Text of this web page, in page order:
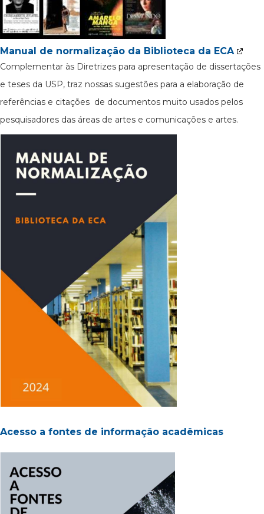
Manual de normalização da Biblioteca da ECA
Complementar às Diretrizes para apresentação de dissertações
e teses da USP, traz nossas sugestões para a elaboração de
referências e citações de documentos muito usados pelos
pesquisadores das áreas de artes e comunicações e artes.
Acesso a fontes de informação acadêmicas